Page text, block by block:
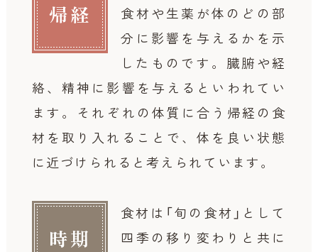
帰経
食材や生薬が体のどの部
分に影響を与えるかを示
したものです。 臓腑や経
絡、精神に影響を与えるといわれてい
ます。それぞれの体質に合う帰経の食
材を取り入れることで、体を良い状態
に近づけられると考えられています。
時期
食材は「旬の食材」として
四季の移り変わりと共に